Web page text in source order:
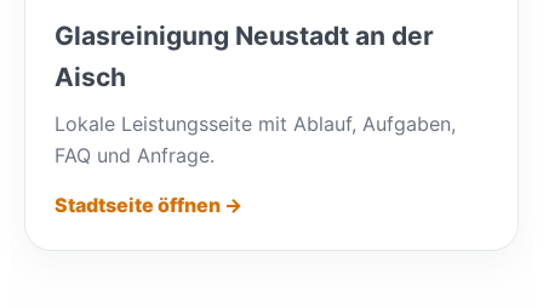
Glasreinigung Neustadt an der
Aisch
Lokale Leistungsseite mit Ablauf, Aufgaben,
FAQ und Anfrage.
Stadtseite öffnen →